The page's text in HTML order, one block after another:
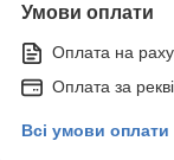
Умови оплати
Оплата на
Оплата за
Всі умови оплати